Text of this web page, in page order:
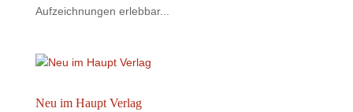
Aufzeichnungen erlebbar...
Neu im Haupt Verlag